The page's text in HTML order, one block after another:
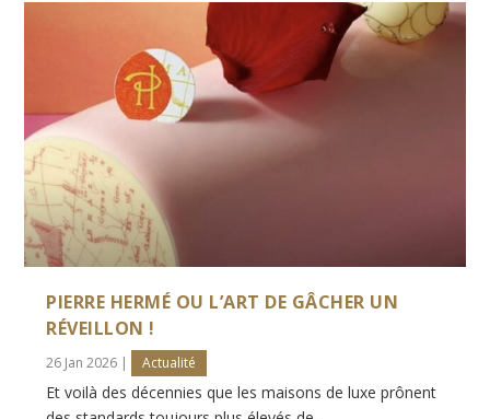
PIERRE HERMÉ OU L’ART DE GÂCHER UN
RÉVEILLON !
26 Jan 2026 | Actualité
Et voilà des décennies que les maisons de luxe prônent